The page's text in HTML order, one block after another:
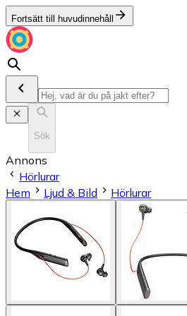
Fortsätt till huvudinnehåll
Sök
Annons
Hörlurar
Hem
Ljud & Bild Hörlurar